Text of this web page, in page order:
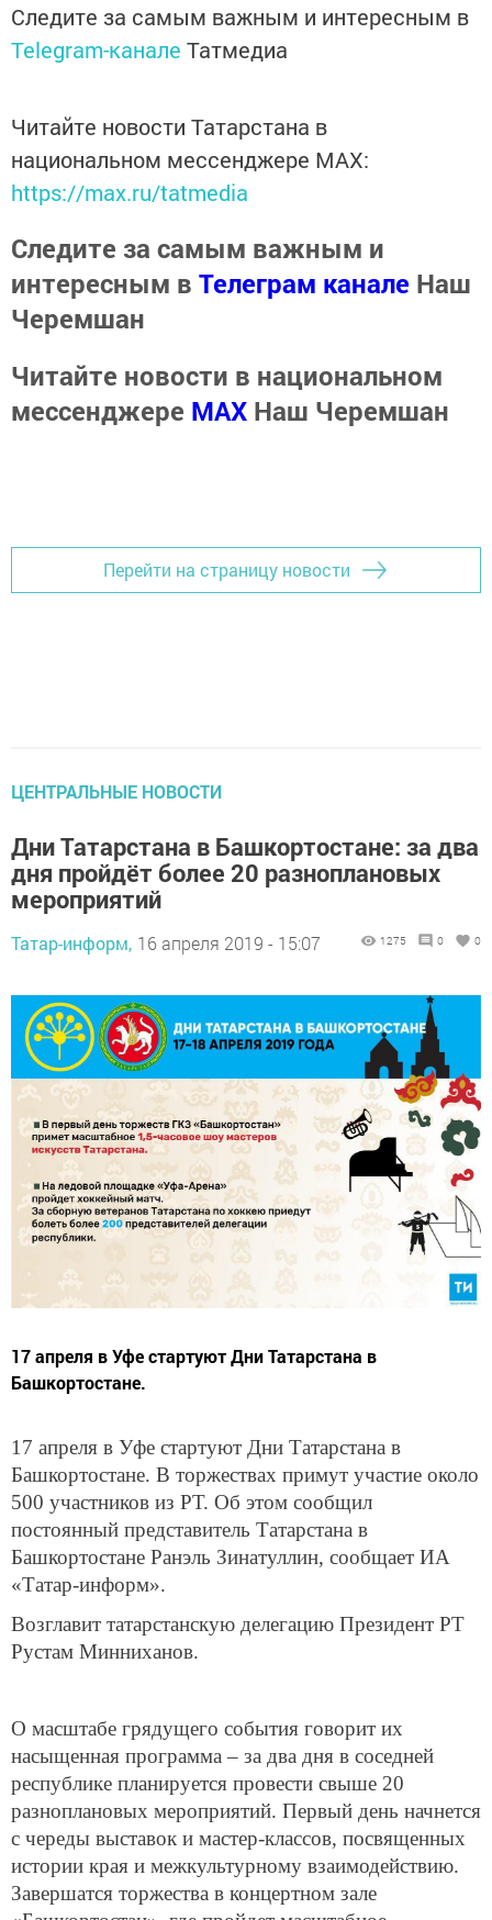
Следите за самым важным и интересным в
Telegram-канале Татмедиа
Читайте новости Татарстана в
национальном мессенджере MАХ:
https://max.ru/tatmedia
Следите за самым важным и
интересным в Телеграм канале Наш
Черемшан
Читайте новости в национальном
мессенджере MАХ Наш Черемшан
Перейти на страницу новости
ЦЕНТРАЛЬНЫЕ НОВОСТИ
Дни Татарстана в Башкортостане: за два
дня пройдёт более 20 разноплановых
мероприятий
Татар-информ, 16 апреля 2019 - 15:07 1275 0 0
17 апреля в Уфе стартуют Дни Татарстана в
Башкортостане.
17 апреля в Уфе стартуют Дни Татарстана в
Башкортостане. В торжествах примут участие около
500 участников из РТ. Об этом сообщил
постоянный представитель Татарстана в
Башкортостане Ранэль Зинатуллин, сообщает ИА
«Татар-информ».
Возглавит татарстанскую делегацию Президент РТ
Рустам Минниханов.
О масштабе грядущего события говорит их
насыщенная программа – за два дня в соседней
республике планируется провести свыше 20
разноплановых мероприятий. Первый день начнется
с череды выставок и мастер-классов, посвященных
истории края и межкультурному взаимодействию.
Завершатся торжества в концертном зале